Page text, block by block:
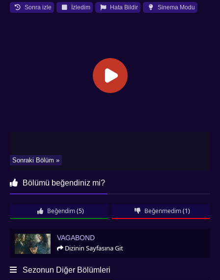
Sonra izle İzledim Hata Bildir Sinema Modu
Sonraki Bölüm »
Bölümü beğendiniz mi?
Beğendim (5) Beğenmedim (1)
Vagabond
VAGABOND
Dizinin Sayfasına Git
Sezonun Diğer Bölümleri